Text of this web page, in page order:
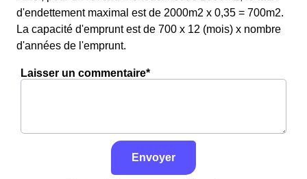
d'endettement maximal est de 2000m2 x 0,35 = 700m2.
La capacité d'emprunt est de 700 x 12 (mois) x nombre
d'années de l'emprunt.
Laisser un commentaire*
Envoyer